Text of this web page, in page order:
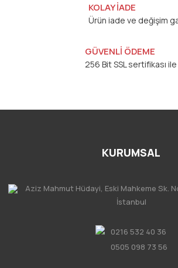
KOLAY İADE
Ürün iade ve değişim
GÜVENLİ ÖDEME
256 Bit SSL sertifikası
KURUMSAL
Aziz Mahmut Hüdayi, Eski Mahkeme Sk.
İstanbul
0216 532 40 36
0505 098 73 56